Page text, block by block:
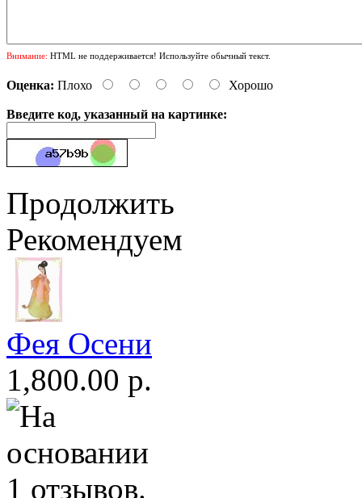
Внимание: HTML не поддерживается! Используйте обычный текст.
Оценка: Плохо Хорошо
Введите код, указанный на картинке:
Продолжить
Рекомендуем
Фея Осени
1,800.00 р.